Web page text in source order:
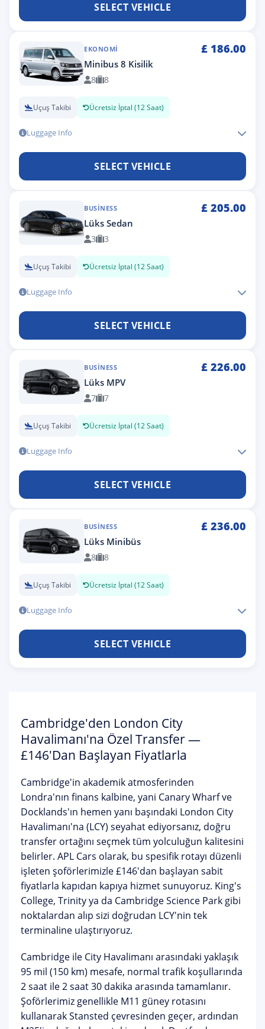
SELECT VEHICLE
EKONOMI £ 186.00
Minibus 8 Kisilik
8 8
Uçuş Takibi Ücretsiz İptal (12 Saat)
Luggage Info
SELECT VEHICLE
BUSINESS £ 205.00
Lüks Sedan
3 3
Uçuş Takibi Ücretsiz İptal (12 Saat)
Luggage Info
SELECT VEHICLE
BUSINESS £ 226.00
Lüks MPV
7 7
Uçuş Takibi Ücretsiz İptal (12 Saat)
Luggage Info
SELECT VEHICLE
BUSINESS £ 236.00
Lüks Minibüs
8 8
Uçuş Takibi Ücretsiz İptal (12 Saat)
Luggage Info
SELECT VEHICLE
Cambridge'den London City
Havalimanı'na Özel Transfer —
£146'dan Başlayan Fiyatlarla
Cambridge'in akademik atmosferinden
Londra'nın finans kalbine, yani Canary Wharf ve
Docklands'ın hemen yanı başındaki London City
Havalimanı'na (LCY) seyahat ediyorsanız, doğru
transfer ortağını seçmek tüm yolculuğun kalitesini
belirler. APL Cars olarak, bu spesifik rotayı düzenli
işleten şoförlerimizle£146'dan başlayan sabit
fiyatlarla kapıdan kapıya hizmet sunuyoruz. King's
College, Trinity ya da Cambridge Science Park gibi
noktalardan alıp sizi doğrudan LCY'nin tek
terminaline ulaştırıyoruz.
Cambridge ile City Havalimanı arasındaki yaklaşık
95 mil (150 km) mesafe, normal trafik koşullarında
2 saat ile 2 saat 30 dakika arasında tamamlanır.
Şoförlerimiz genellikle M11 güney rotasını
kullanarak Stansted çevresinden geçer, ardından